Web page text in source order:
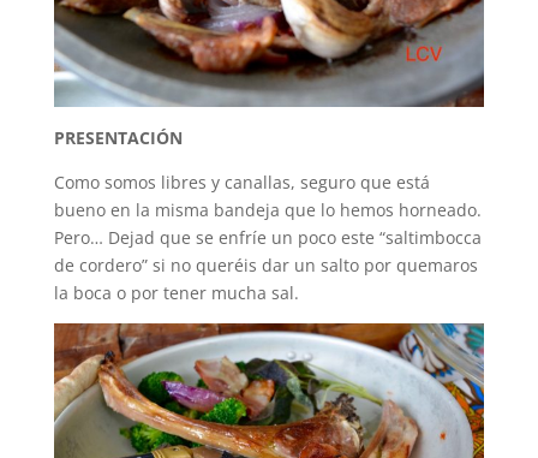
PRESENTACIÓN
Como somos libres y canallas, seguro que está
bueno en la misma bandeja que lo hemos horneado.
Pero… Dejad que se enfríe un poco este “saltimbocca
de cordero” si no queréis dar un salto por quemaros
la boca o por tener mucha sal.